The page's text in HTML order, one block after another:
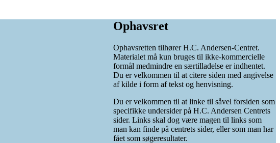
Ophavsret
Ophavsretten tilhører H.C. Andersen-Centret.
Materialet må kun bruges til ikke-kommercielle
formål medmindre en særtilladelse er indhentet.
Du er velkommen til at citere siden med angivelse
af kilde i form af tekst og henvisning.
Du er velkommen til at linke til såvel forsiden som
specifikke undersider på H.C. Andersen Centrets
sider. Links skal dog være magen til links som
man kan finde på centrets sider, eller som man har
fået som søgeresultater.